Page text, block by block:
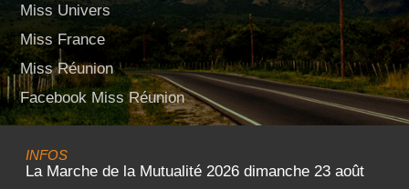
Miss Univers
Miss France
Miss Réunion
Facebook Miss Réunion
INFOS
La Marche de la Mutualité 2026 dimanche 23 août